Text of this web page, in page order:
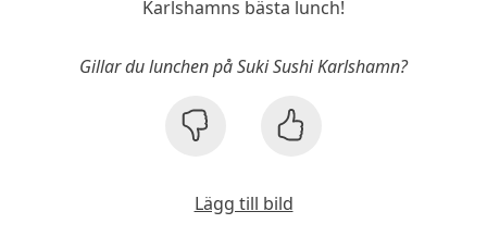
Karlshamns bästa lunch!
Gillar du lunchen på Suki Sushi Karlshamn?
Lägg till bild